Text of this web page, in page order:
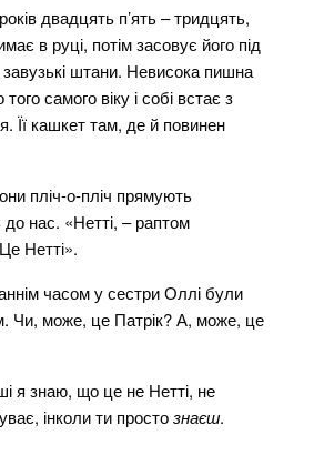
двадцять п’ять – тридцять,
в руці, потім засовує його під
штани. Невисока пишна
самого віку і собі встає з
Її кашкет там, де й повинен
пліч-о-пліч прямують
нас. «Нетті, – раптом
Нетті».
часом у сестри Оллі були
Чи, може, це Патрік? А, може, це
я знаю, що це не Нетті, не
інколи ти простознаєш.